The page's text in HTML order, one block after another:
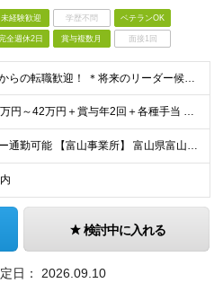
未経験歓迎 学歴不問 ベテランOK
全週休2日 賞与複数月 面接1回
＊他業界からの転職歓迎！ ＊将来のリーダー候補募集 ◆高卒以上 ◆何らかのモノづくりに関わる実務経験がある方（業界不問） ※製造現場だけでなく、品質管理、生産技術、品質保証、設計関連の 経験者も幅
◆月給26万円～42万円＋賞与年2回＋各種手当 ※試用期間3ヶ月あり（給与・待遇に差異なし） ※残業代別途全額支給 【担当者レベル（経験7年以上）の場合】 ◆月給26万円～32万円を想定 【主任・リ
＊マイカー通勤可能 【富山事業所】 富山県富山市八尾町保内2丁目1番地 【砺波事業所】 富山県砺波市下中条110番地1 (変更の範囲)上記を除く当社関連勤務地
検討中に入れる
日： 2026.09.10